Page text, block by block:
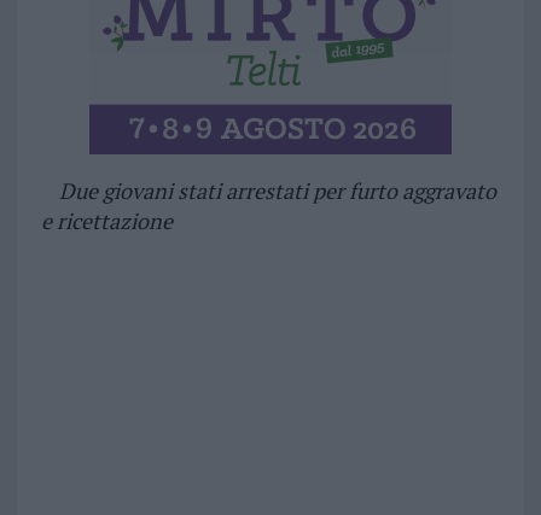
Due giovani stati arrestati per furto aggravato
e ricettazione